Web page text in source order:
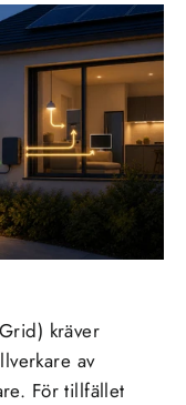
kräver
av
För tillfället